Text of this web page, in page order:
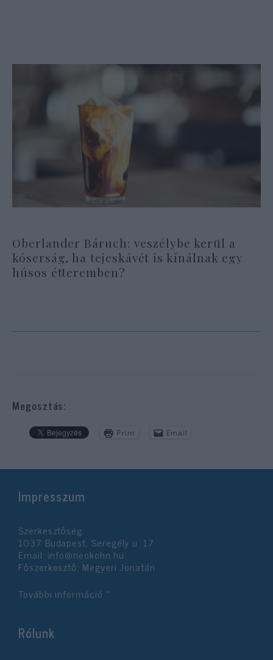
Oberlander Báruch: veszélybe kerül a
kóserság, ha tejeskávét is kínálnak egy
húsos étteremben?
Megosztás:
Print Email
Impresszum
Szerkesztőség:
1037 Budapest, Seregély u. 17.
Email: info@neokohn.hu
Főszerkesztő: Megyeri Jonatán
További információ »
Rólunk